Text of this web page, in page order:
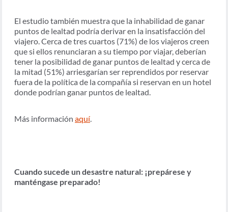
El estudio también muestra que la inhabilidad de ganar
puntos de lealtad podría derivar en la insatisfacción del
viajero. Cerca de tres cuartos (71%) de los viajeros creen
que si ellos renunciaran a su tiempo por viajar, deberían
tener la posibilidad de ganar puntos de lealtad y cerca de
la mitad (51%) arriesgarían ser reprendidos por reservar
fuera de la política de la compañía si reservan en un hotel
donde podrían ganar puntos de lealtad.
Más información aquí.
Cuando sucede un desastre natural: ¡prepárese y
manténgase preparado!